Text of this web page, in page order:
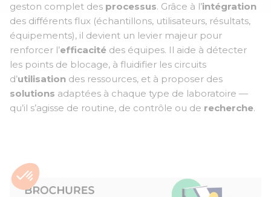
geston complet des processus. Grâce à l’intégration
des différents flux (échantillons, utilisateurs, résultats,
équipements), il devient un levier majeur pour
renforcer l’efficacité des équipes. Il aide à détecter
les points de blocage, à fluidifier les circuits
d’utilisation des ressources, et à proposer des
solutions adaptées à chaque type de laboratoire —
qu’il s’agisse de routine, de contrôle ou de recherche.